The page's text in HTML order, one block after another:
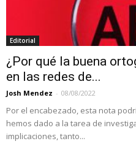
Editorial
¿Por qué la buena
en las redes de...
Josh Mendez - 08/08/2022
Por el encabezado, esta nota
hemos dado a la tarea de
implicaciones, tanto...